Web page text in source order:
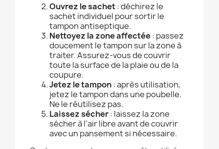
Ouvrez le sachet: déchirez le
sachet individuel pour sortir le
tampon antiseptique.
Nettoyez la zone affectée: passez
doucement le tampon sur la zone à
traiter. Assurez-vous de couvrir
toute la surface de la plaie ou de la
coupure.
Jetez le tampon: après utilisation,
jetez le tampon dans une poubelle.
Ne le réutilisez pas.
Laissez sécher: laissez la zone
sécher à l’air libre avant de couvrir
avec un pansement si nécessaire.